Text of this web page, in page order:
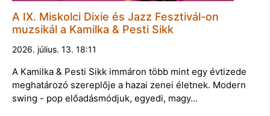
A IX. Miskolci Dixie és Jazz Fesztivál-on
muzsikál a Kamilka & Pesti Sikk
2026. július. 13. 18:11
A Kamilka & Pesti Sikk immáron több mint egy évtizede
meghatározó szereplője a hazai zenei életnek. Modern
swing - pop előadásmódjuk, egyedi, magy…